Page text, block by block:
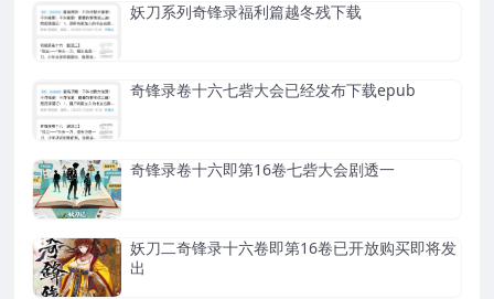
妖刀系列奇锋录福利篇越冬残下载
奇锋录卷十六七砦大会已经发布下载epub
奇锋录卷十六即第16卷七砦大会剧透一
妖刀二奇锋录十六卷即第16卷已开放购买即将发
出